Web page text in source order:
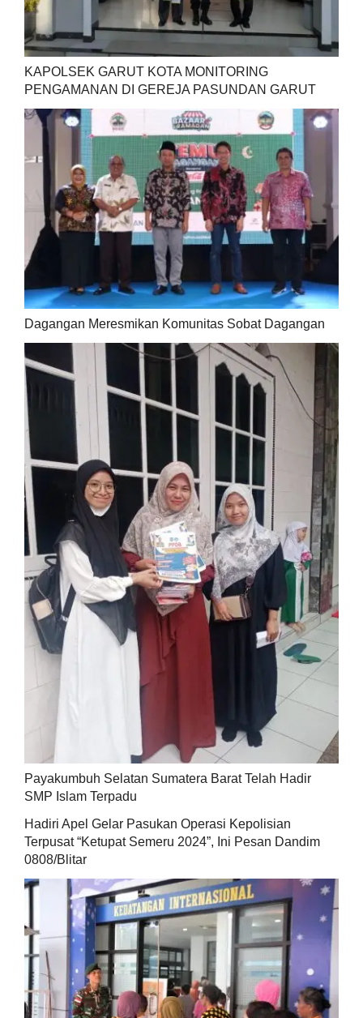
KAPOLSEK GARUT KOTA MONITORING
PENGAMANAN DI GEREJA PASUNDAN GARUT
Dagangan Meresmikan Komunitas Sobat Dagangan
Payakumbuh Selatan Sumatera Barat Telah Hadir
SMP Islam Terpadu
Hadiri Apel Gelar Pasukan Operasi Kepolisian
Terpusat “Ketupat Semeru 2024”, Ini Pesan Dandim
0808/Blitar